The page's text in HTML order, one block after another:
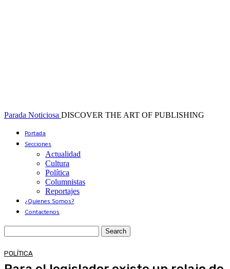
Parada Noticiosa DISCOVER THE ART OF PUBLISHING
Portada
Secciones
Actualidad
Cultura
Política
Columnistas
Reportajes
¿Quienes Somos?
Contactenos
POLÍTICA